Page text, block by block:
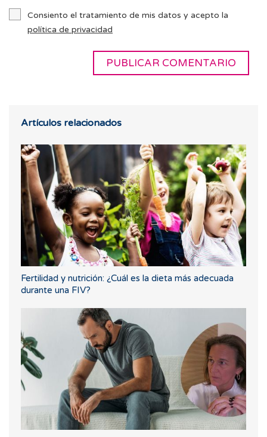
Consiento el tratamiento de mis datos y acepto la
política de privacidad
Artículos relacionados
Fertilidad y nutrición: ¿Cuál es la dieta más adecuada
durante una FIV?